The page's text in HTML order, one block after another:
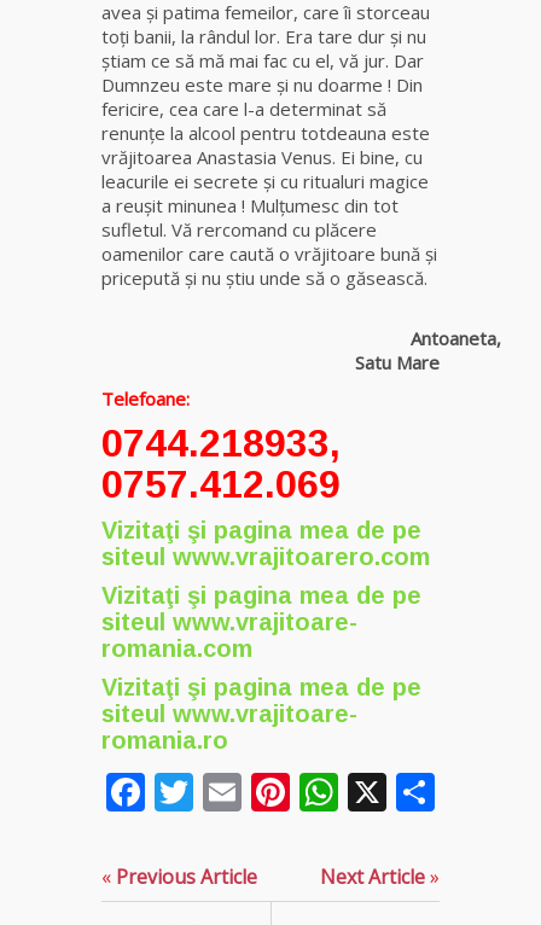
avea şi patima femeilor, care îi storceau
toţi banii, la rândul lor. Era tare dur și nu
știam ce să mă mai fac cu el, vă jur. Dar
Dumnzeu este mare și nu doarme ! Din
fericire, cea care l-a determinat să
renunţe la alcool pentru totdeauna este
vrăjitoarea Anastasia Venus. Ei bine, cu
leacurile ei secrete şi cu ritualuri magice
a reuşit minunea ! Mulţumesc din tot
sufletul. Vă rercomand cu plăcere
oamenilor care caută o vrăjitoare bună și
pricepută și nu știu unde să o găsească.
Antoaneta,
Satu Mare
Telefoane:
0744.218933,
0757.412.069
Vizitaţi şi pagina mea de pe
siteul www.vrajitoarero.com
Vizitaţi şi pagina mea de pe
siteul www.vrajitoare-
romania.com
Vizitaţi şi pagina mea de pe
siteul www.vrajitoare-
romania.ro
Facebook
Twitter
EmailPinterest
WhatsApp
X
« Previous Article Next Article»